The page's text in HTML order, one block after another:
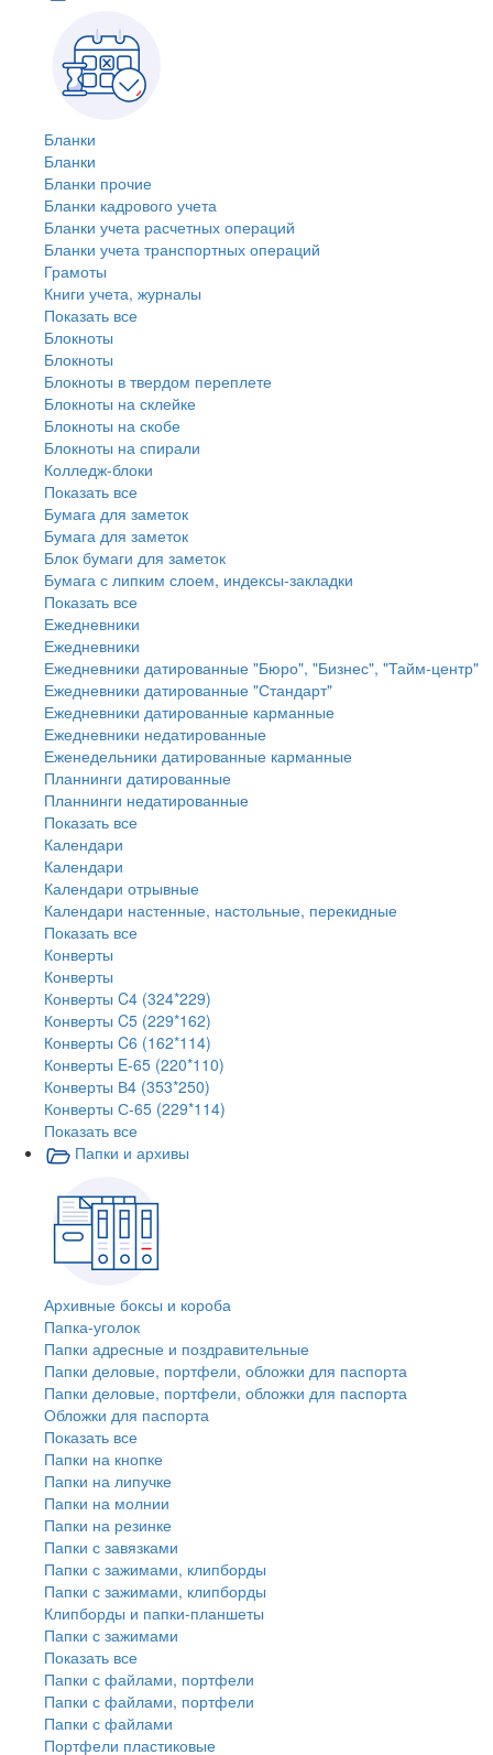
Бланки
Бланки
Бланки прочие
Бланки кадрового учета
Бланки учета расчетных операций
Бланки учета транспортных операций
Грамоты
Книги учета, журналы
Показать все
Блокноты
Блокноты
Блокноты в твердом переплете
Блокноты на склейке
Блокноты на скобе
Блокноты на спирали
Колледж-блоки
Показать все
Бумага для заметок
Бумага для заметок
Блок бумаги для заметок
Бумага с липким слоем, индексы-закладки
Показать все
Ежедневники
Ежедневники
Ежедневники датированные "Бюро", "Бизнес", "Тайм-центр"
Ежедневники датированные "Стандарт"
Ежедневники датированные карманные
Ежедневники недатированные
Еженедельники датированные карманные
Планнинги датированные
Планнинги недатированные
Показать все
Календари
Календари
Календари отрывные
Календари настенные, настольные, перекидные
Показать все
Конверты
Конверты
Конверты C4 (324*229)
Конверты C5 (229*162)
Конверты C6 (162*114)
Конверты E-65 (220*110)
Конверты В4 (353*250)
Конверты С-65 (229*114)
Показать все
Папки и архивы
Архивные боксы и короба
Папка-уголок
Папки адресные и поздравительные
Папки деловые, портфели, обложки для паспорта
Папки деловые, портфели, обложки для паспорта
Обложки для паспорта
Показать все
Папки на кнопке
Папки на липучке
Папки на молнии
Папки на резинке
Папки с завязками
Папки с зажимами, клипборды
Папки с зажимами, клипборды
Клипборды и папки-планшеты
Папки с зажимами
Показать все
Папки с файлами, портфели
Папки с файлами, портфели
Папки с файлами
Портфели пластиковые